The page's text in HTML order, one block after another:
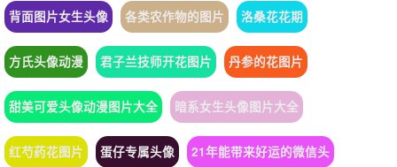
背面图片女生头像 各类农作物的图片 洛桑花花期
方氏头像动漫 君子兰技师开花图片 丹参的花图片
甜美可爱头像动漫图片大全 暗系女生头像图片大全
红芍药花图片 蛋仔专属头像 21年能带来好运的微信头